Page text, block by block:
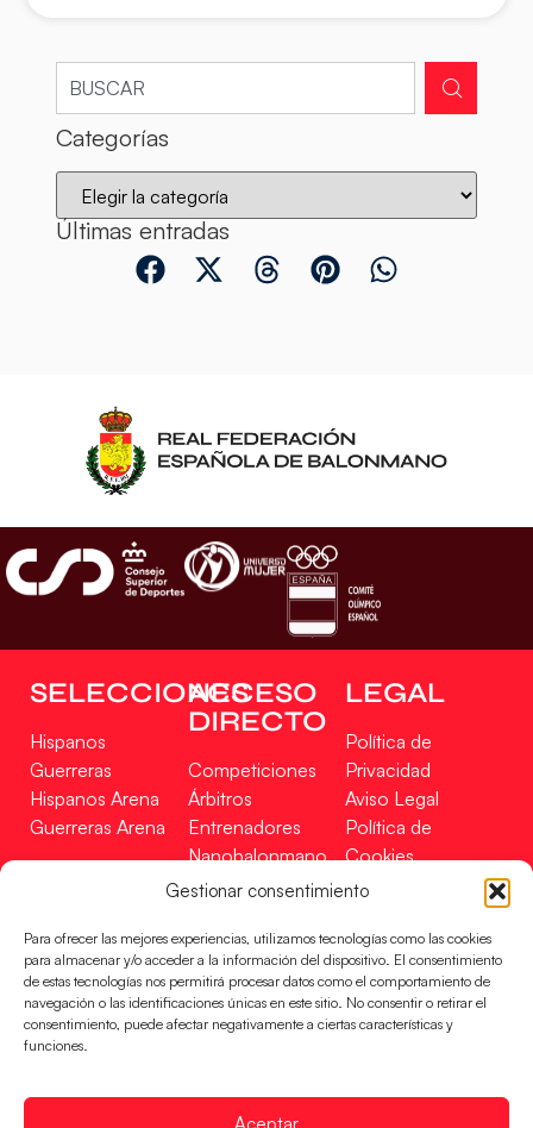
Gestionar consentimiento
Para ofrecer las mejores experiencias, utilizamos tecnologías como las cookies
para almacenar y/o acceder a la información del dispositivo. El consentimiento
de estas tecnologías nos permitirá procesar datos como el comportamiento de
navegación o las identificaciones únicas en este sitio. No consentir o retirar el
consentimiento, puede afectar negativamente a ciertas características y
funciones.
Aceptar
Categorías
Últimas entradas
SELECCIONES
Hispanos
Guerreras
Hispanos Arena
Guerreras Arena
ACCESO
DIRECTO
Competiciones
Árbitros
Entrenadores
Nanobalonmano
Tienda
LEGAL
Política de
Privacidad
Aviso Legal
Política de
Cookies
Mapa Web
Incidencias
CONTACTO
EN
FINANCIADO